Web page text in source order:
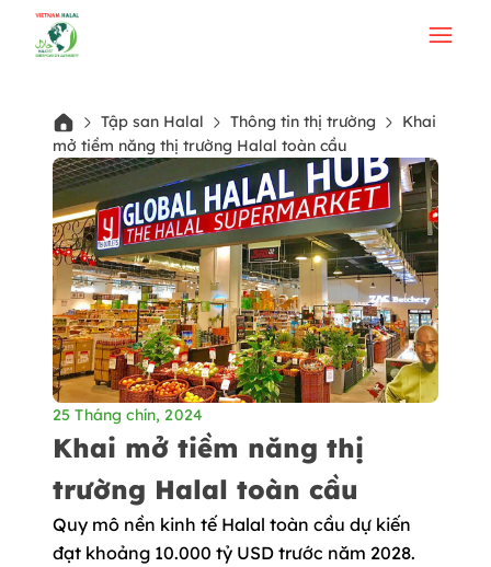
Tập san Halal Thông tin thị trường
Khai
mở tiềm năng thị trường Halal toàn cầu
25 Tháng chín, 2024
Khai mở tiềm năng thị
trường Halal toàn cầu
Quy mô nền kinh tế Halal toàn cầu dự kiến
đạt khoảng 10.000 tỷ USD trước năm 2028.